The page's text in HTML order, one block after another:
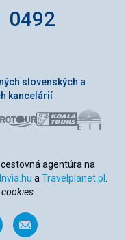
0492
slovenských a
kancelárií
agentúra na
Invia.hu a Travelplanet.pl
cookies.
Odporučiť